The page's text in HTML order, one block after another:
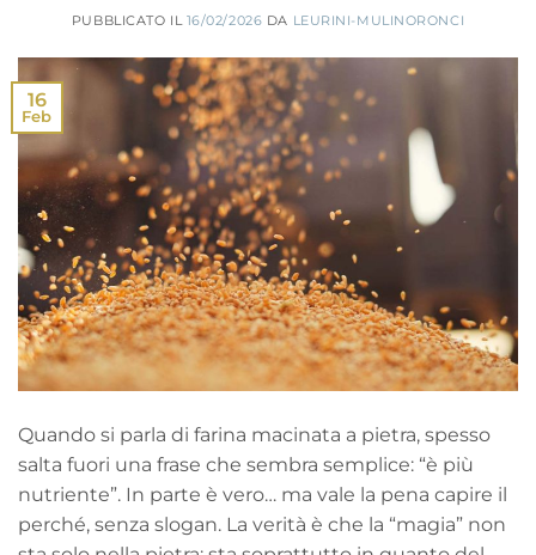
PUBBLICATO IL 16/02/2026 DA LEURINI-MULINORONCI
16
Feb
Quando si parla di farina macinata a pietra, spesso
salta fuori una frase che sembra semplice: “è più
nutriente”. In parte è vero… ma vale la pena capire il
perché, senza slogan. La verità è che la “magia” non